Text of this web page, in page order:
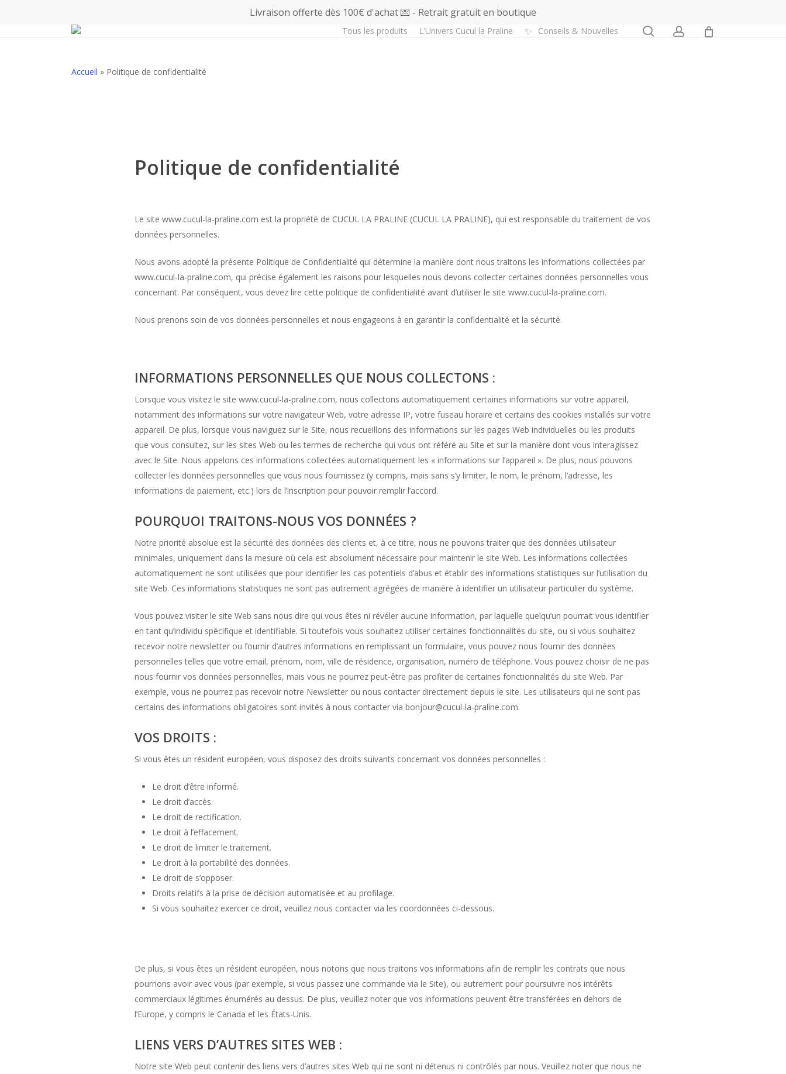
Livraison offerte dès 100€ d'achat 💌 - Retrait gratuit en boutique
Tous les produits L’Univers Cucul la Praline ✨ Conseils & Nouvelles search account
Accueil » Politique de confidentialité
Politique de confidentialité
Le site www.cucul-la-praline.com est la propriété de CUCUL LA PRALINE (CUCUL LA PRALINE), qui est responsable du traitement de vos
données personnelles.
Nous avons adopté la présente Politique de Confidentialité qui détermine la manière dont nous traitons les informations collectées par
www.cucul-la-praline.com, qui précise également les raisons pour lesquelles nous devons collecter certaines données personnelles vous
concernant. Par conséquent, vous devez lire cette politique de confidentialité avant d’utiliser le site www.cucul-la-praline.com.
Nous prenons soin de vos données personnelles et nous engageons à en garantir la confidentialité et la sécurité.
INFORMATIONS PERSONNELLES QUE NOUS COLLECTONS :
Lorsque vous visitez le site www.cucul-la-praline.com, nous collectons automatiquement certaines informations sur votre appareil,
notamment des informations sur votre navigateur Web, votre adresse IP, votre fuseau horaire et certains des cookies installés sur votre
appareil. De plus, lorsque vous naviguez sur le Site, nous recueillons des informations sur les pages Web individuelles ou les produits
que vous consultez, sur les sites Web ou les termes de recherche qui vous ont référé au Site et sur la manière dont vous interagissez
avec le Site. Nous appelons ces informations collectées automatiquement les « informations sur l’appareil ». De plus, nous pouvons
collecter les données personnelles que vous nous fournissez (y compris, mais sans s’y limiter, le nom, le prénom, l’adresse, les
informations de paiement, etc.) lors de l’inscription pour pouvoir remplir l’accord.
POURQUOI TRAITONS-NOUS VOS DONNÉES ?
Notre priorité absolue est la sécurité des données des clients et, à ce titre, nous ne pouvons traiter que des données utilisateur
minimales, uniquement dans la mesure où cela est absolument nécessaire pour maintenir le site Web. Les informations collectées
automatiquement ne sont utilisées que pour identifier les cas potentiels d’abus et établir des informations statistiques sur l’utilisation du
site Web. Ces informations statistiques ne sont pas autrement agrégées de manière à identifier un utilisateur particulier du système.
Vous pouvez visiter le site Web sans nous dire qui vous êtes ni révéler aucune information, par laquelle quelqu’un pourrait vous identifier
en tant qu’individu spécifique et identifiable. Si toutefois vous souhaitez utiliser certaines fonctionnalités du site, ou si vous souhaitez
recevoir notre newsletter ou fournir d’autres informations en remplissant un formulaire, vous pouvez nous fournir des données
personnelles telles que votre email, prénom, nom, ville de résidence, organisation, numéro de téléphone. Vous pouvez choisir de ne pas
nous fournir vos données personnelles, mais vous ne pourrez peut-être pas profiter de certaines fonctionnalités du site Web. Par
exemple, vous ne pourrez pas recevoir notre Newsletter ou nous contacter directement depuis le site. Les utilisateurs qui ne sont pas
certains des informations obligatoires sont invités à nous contacter via bonjour@cucul-la-praline.com.
VOS DROITS :
Si vous êtes un résident européen, vous disposez des droits suivants concernant vos données personnelles :
Le droit d’être informé.
Le droit d’accès.
Le droit de rectification.
Le droit à l’effacement.
Le droit de limiter le traitement.
Le droit à la portabilité des données.
Le droit de s’opposer.
Droits relatifs à la prise de décision automatisée et au profilage.
Si vous souhaitez exercer ce droit, veuillez nous contacter via les coordonnées ci-dessous.
De plus, si vous êtes un résident européen, nous notons que nous traitons vos informations afin de remplir les contrats que nous
pourrions avoir avec vous (par exemple, si vous passez une commande via le Site), ou autrement pour poursuivre nos intérêts
commerciaux légitimes énumérés au dessus. De plus, veuillez noter que vos informations peuvent être transférées en dehors de
l’Europe, y compris le Canada et les États-Unis.
LIENS VERS D’AUTRES SITES WEB :
Notre site Web peut contenir des liens vers d’autres sites Web qui ne sont ni détenus ni contrôlés par nous. Veuillez noter que nous ne